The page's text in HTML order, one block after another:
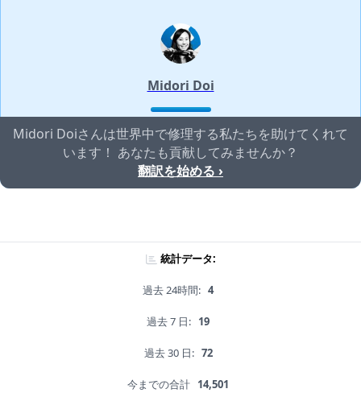
Midori Doi
Midori Doiさんは世界中で修理する私たちを助けてくれて
います！ あなたも貢献してみませんか？
翻訳を始める ›
統計データ:
過去 24時間: 4
過去 7 日: 19
過去 30 日: 72
今までの合計 14,501